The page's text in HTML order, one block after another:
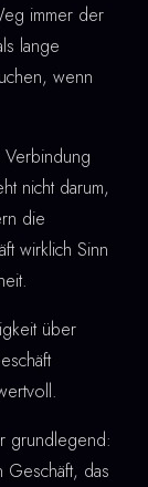
immer der
lange
wenn
nicht darum,
die
wirklich Sinn
über
grundlegend:
Geschäft, das